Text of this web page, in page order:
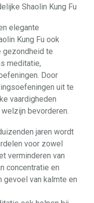
Shaolin Kung Fu
elegante
Kung Fu ook
gezondheid te
meditatie,
Door
uit te
vaardigheden
bevorderen.
jaren wordt
voor zowel
verminderen van
concentratie en
gevoel van kalmte en